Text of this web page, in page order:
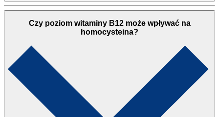
Czy poziom witaminy B12 może wpływać na
homocysteina?